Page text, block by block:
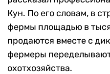
Кун. По его словам, в
фермы площадью в
продаются вместе с
фермеры переделывают
охотхозяйства.